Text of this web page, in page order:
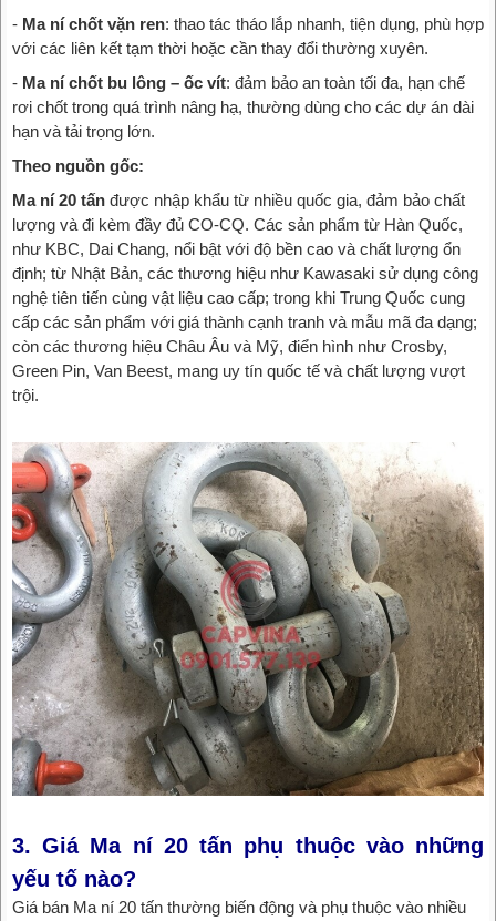
- Ma ní chốt vặn ren: thao tác tháo lắp nhanh, tiện dụng, phù hợp
với các liên kết tạm thời hoặc cần thay đổi thường xuyên.
- Ma ní chốt bu lông – ốc vít: đảm bảo an toàn tối đa, hạn chế
rơi chốt trong quá trình nâng hạ, thường dùng cho các dự án dài
hạn và tải trọng lớn.
Theo nguồn gốc:
Ma ní 20 tấn được nhập khẩu từ nhiều quốc gia, đảm bảo chất
lượng và đi kèm đầy đủ CO-CQ. Các sản phẩm từ Hàn Quốc,
như KBC, Dai Chang, nổi bật với độ bền cao và chất lượng ổn
định; từ Nhật Bản, các thương hiệu như Kawasaki sử dụng công
nghệ tiên tiến cùng vật liệu cao cấp; trong khi Trung Quốc cung
cấp các sản phẩm với giá thành cạnh tranh và mẫu mã đa dạng;
còn các thương hiệu Châu Âu và Mỹ, điển hình như Crosby,
Green Pin, Van Beest, mang uy tín quốc tế và chất lượng vượt
trội.
3. Giá Ma ní 20 tấn phụ thuộc vào những
yếu tố nào?
Giá bán Ma ní 20 tấn thường biến động và phụ thuộc vào nhiều